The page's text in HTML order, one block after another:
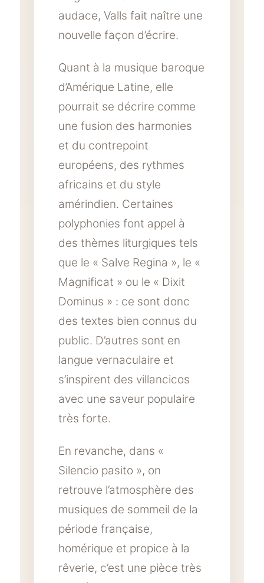
audace, Valls fait naître une
nouvelle façon d’écrire.
Quant à la musique baroque
d’Amérique Latine, elle
pourrait se décrire comme
une fusion des harmonies
et du contrepoint
européens, des rythmes
africains et du style
amérindien. Certaines
polyphonies font appel à
des thèmes liturgiques tels
que le « Salve Regina », le «
Magnificat » ou le « Dixit
Dominus » : ce sont donc
des textes bien connus du
public. D’autres sont en
langue vernaculaire et
s’inspirent des villancicos
avec une saveur populaire
très forte.
En revanche, dans «
Silencio pasito », on
retrouve l’atmosphère des
musiques de sommeil de la
période française,
homérique et propice à la
rêverie, c’est une pièce très